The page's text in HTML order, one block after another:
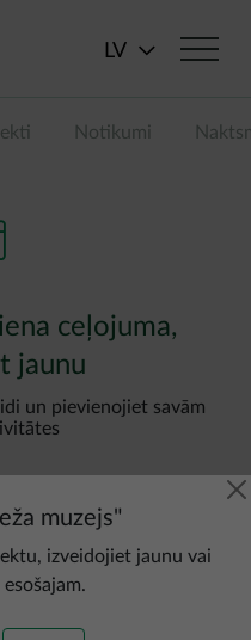
LV
Notikumi
ceļojuma,
jaunu
un pievienojiet savām
maršrutu
muzejs"
izveidojiet jaunu vai